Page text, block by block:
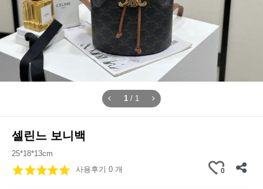
1 / 1
셀린느 보니백
25*18*13cm
사용후기 0 개
0